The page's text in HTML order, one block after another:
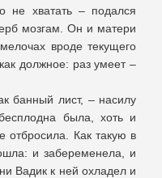
не хватать – подался
мозгам. Он и матери
вроде текущего
должное: раз умеет –
банный лист, – насилу
была, хоть и
отбросила. Как такую в
и забеременела, и
Вадик к ней охладел и